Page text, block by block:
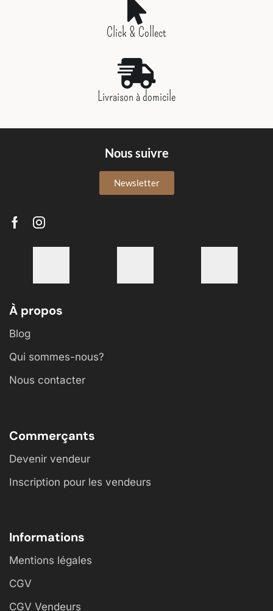
Click & Collect
Livraison à domicile
Nous suivre
Newsletter
À propos
Blog
Qui sommes-nous?
Nous contacter
Commerçants
Devenir vendeur
Inscription pour les vendeurs
Informations
Mentions légales
CGV
CGV Vendeurs